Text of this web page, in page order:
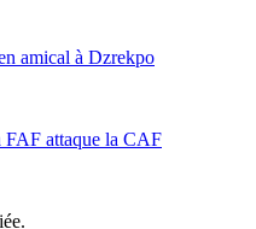
amical à Dzrekpo
attaque la CAF